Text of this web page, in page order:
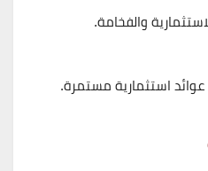
والفخامة.
عوائد استثمارية مستمرة.